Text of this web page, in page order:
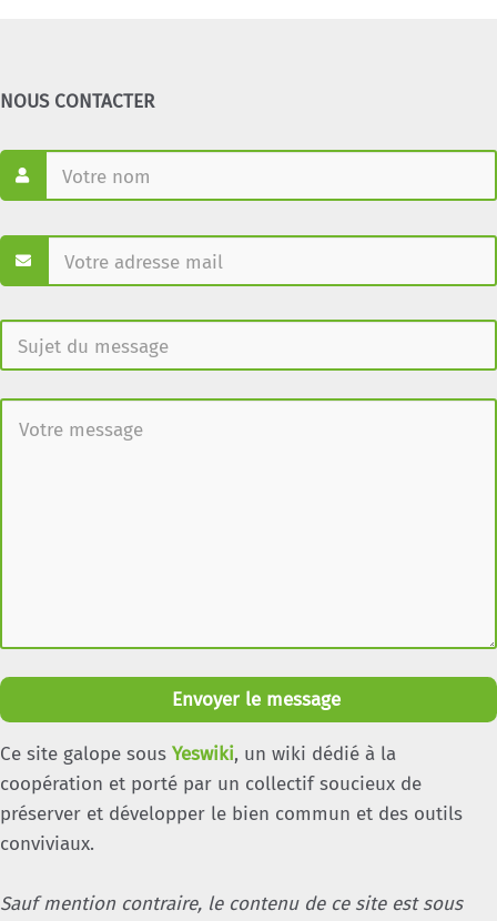
NOUS CONTACTER
Envoyer le message
Ce site galope sous Yeswiki, un wiki dédié à la
coopération et porté par un collectif soucieux de
préserver et développer le bien commun et des outils
conviviaux.
Sauf mention contraire, le contenu de ce site est sous